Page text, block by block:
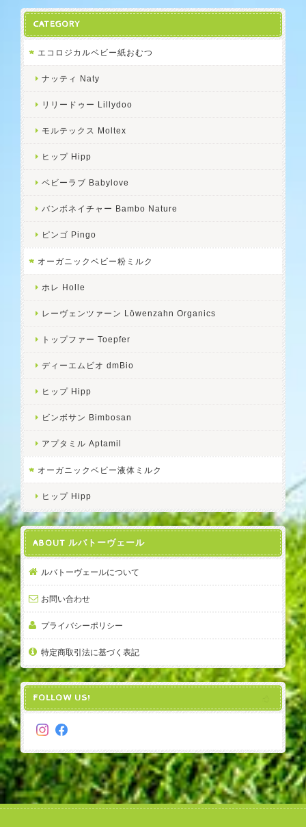
CATEGORY
エコロジカルベビー紙おむつ
ナッティ Naty
リリードゥー Lillydoo
モルテックス Moltex
ヒップ Hipp
ベビーラブ Babylove
バンボネイチャー Bambo Nature
ピンゴ Pingo
オーガニックベビー粉ミルク
ホレ Holle
レーヴェンツァーン Löwenzahn Organics
トップファー Toepfer
ディーエムビオ dmBio
ヒップ Hipp
ビンボサン Bimbosan
アプタミル Aptamil
オーガニックベビー液体ミルク
ヒップ Hipp
ABOUT ルバトーヴェール
ルバトーヴェールについて
お問い合わせ
プライバシーポリシー
特定商取引法に基づく表記
FOLLOW US!